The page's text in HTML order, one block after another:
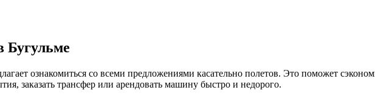
Бугульме
ознакомиться со всеми предложениями касательно полетов. Это поможет
заказать трансфер или арендовать машину быстро и недорого.